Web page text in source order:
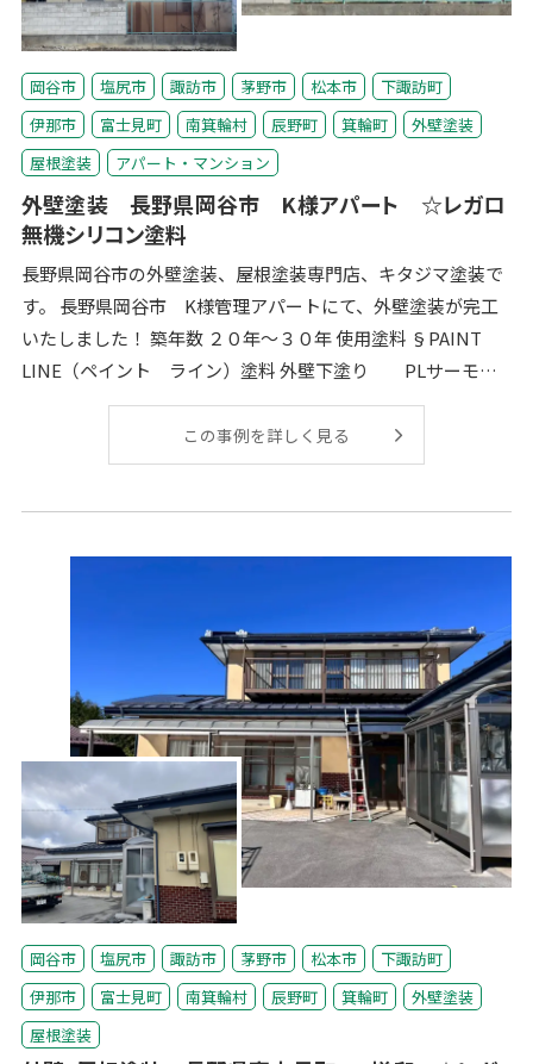
岡谷市 塩尻市 諏訪市 茅野市 松本市
下諏訪町
伊那市
富士見町 南箕輪村 辰野町 箕輪町
外壁塗装
屋根塗装
アパート・マンション
外壁塗装 長野県岡谷市 K様アパート ☆レガロ
無機シリコン塗料
長野県岡谷市の外壁塗装、屋根塗装専門店、キタジマ塗装で
す。 長野県岡谷市 K様管理アパートにて、外壁塗装が完工
いたしました！ 築年数 ２０年～３０年 使用塗料 §PAINT
LINE（ペイント ライン）塗料 外壁下塗り PLサーモテ
この事例を詳しく見る
岡谷市 塩尻市 諏訪市 茅野市 松本市
下諏訪町
伊那市
富士見町 南箕輪村 辰野町 箕輪町
外壁塗装
屋根塗装